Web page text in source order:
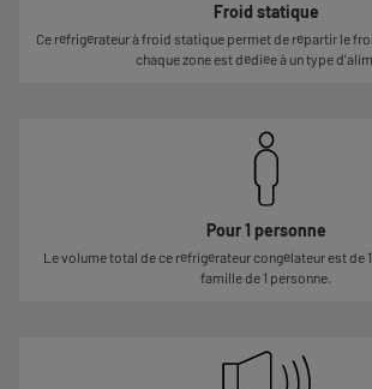
Froid statique
Ce réfrigérateur à froid statique permet de répartir le
chaque zone est dédiée à un type
Pour 1 personne
Le volume total de ce réfrigérateur congélateur est de
famille de 1 personne.